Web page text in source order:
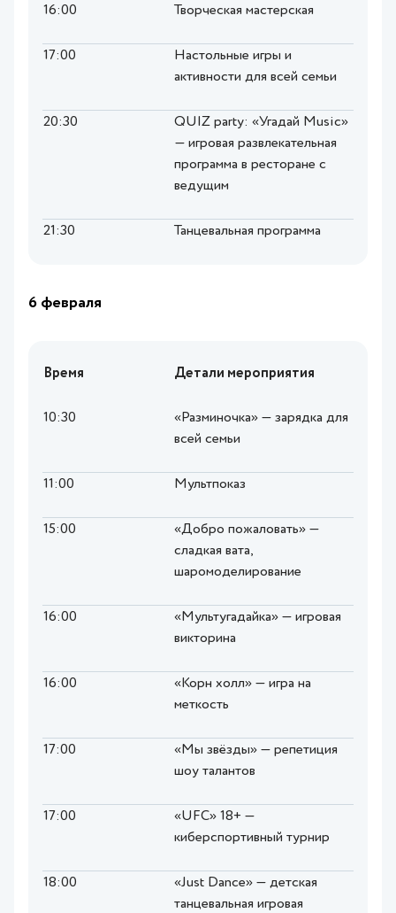
16:00 Творческая мастерская
17:00
Настольные игры и
активности для всей семьи
20:30
QUIZ party: «Угадай Music»
— игровая развлекательная
программа в ресторане с
ведущим
21:30 Танцевальная программа
6 февраля
Время Детали мероприятия
10:30
«Разминочка» — зарядка для
всей семьи
11:00 Мультпоказ
15:00
«Добро пожаловать» —
сладкая вата,
шаромоделирование
16:00
«Мультугадайка» — игровая
викторина
16:00
«Корн холл» — игра на
меткость
17:00
«Мы звёзды» — репетиция
шоу талантов
17:00
«UFC» 18+ —
киберспортивный турнир
18:00
«Just Dance» — детская
танцевальная игровая